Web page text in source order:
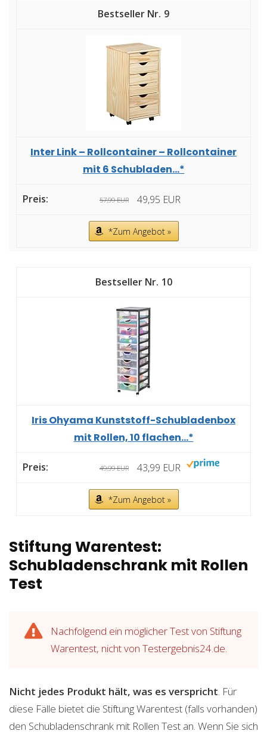
9
Inter Link – Rollcontainer – Rollcontainer
mit 6 Schubladen...*
57,99 EUR 49,95 EUR
*Zum Angebot »
10
Iris Ohyama Kunststoff-Schubladenbox
mit Rollen, 10 flachen...*
49,99 EUR 43,99 EUR
*Zum Angebot »
Stiftung Warentest:
Schubladenschrank mit Rollen
Test
Nachfolgend ein möglicher Test von Stiftung
Warentest, nicht von Testergebnis24.de.
Nicht jedes Produkt hält, was es verspricht. Für
diese Fälle bietet die Stiftung Warentest (falls vorhanden)
den Schubladenschrank mit Rollen Test an. Wenn Sie sich